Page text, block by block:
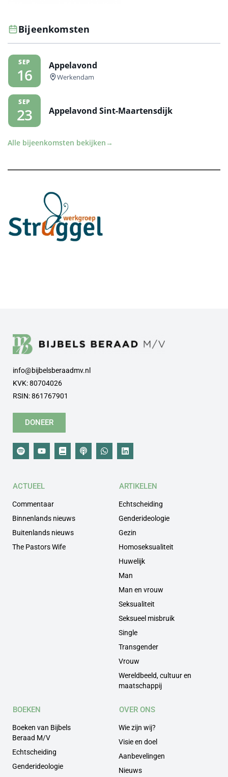
Bijeenkomsten
SEP
16
Appelavond
Werkendam
SEP
23 Appelavond Sint-Maartensdijk
Alle bijeenkomsten bekijken →
info@bijbelsberaadmv.nl
KVK: 80704026
RSIN: 861767901
DONEER
ACTUEEL
Commentaar
Binnenlands nieuws
Buitenlands nieuws
The Pastors Wife
ARTIKELEN
Echtscheiding
Genderideologie
Gezin
Homoseksualiteit
Huwelijk
Man
Man en vrouw
Seksualiteit
Seksueel misbruik
Single
Transgender
Vrouw
Wereldbeeld, cultuur en
maatschappij
BOEKEN
Boeken van Bijbels
Beraad M/V
Echtscheiding
Genderideologie
OVER ONS
Wie zijn wij?
Visie en doel
Aanbevelingen
Nieuws